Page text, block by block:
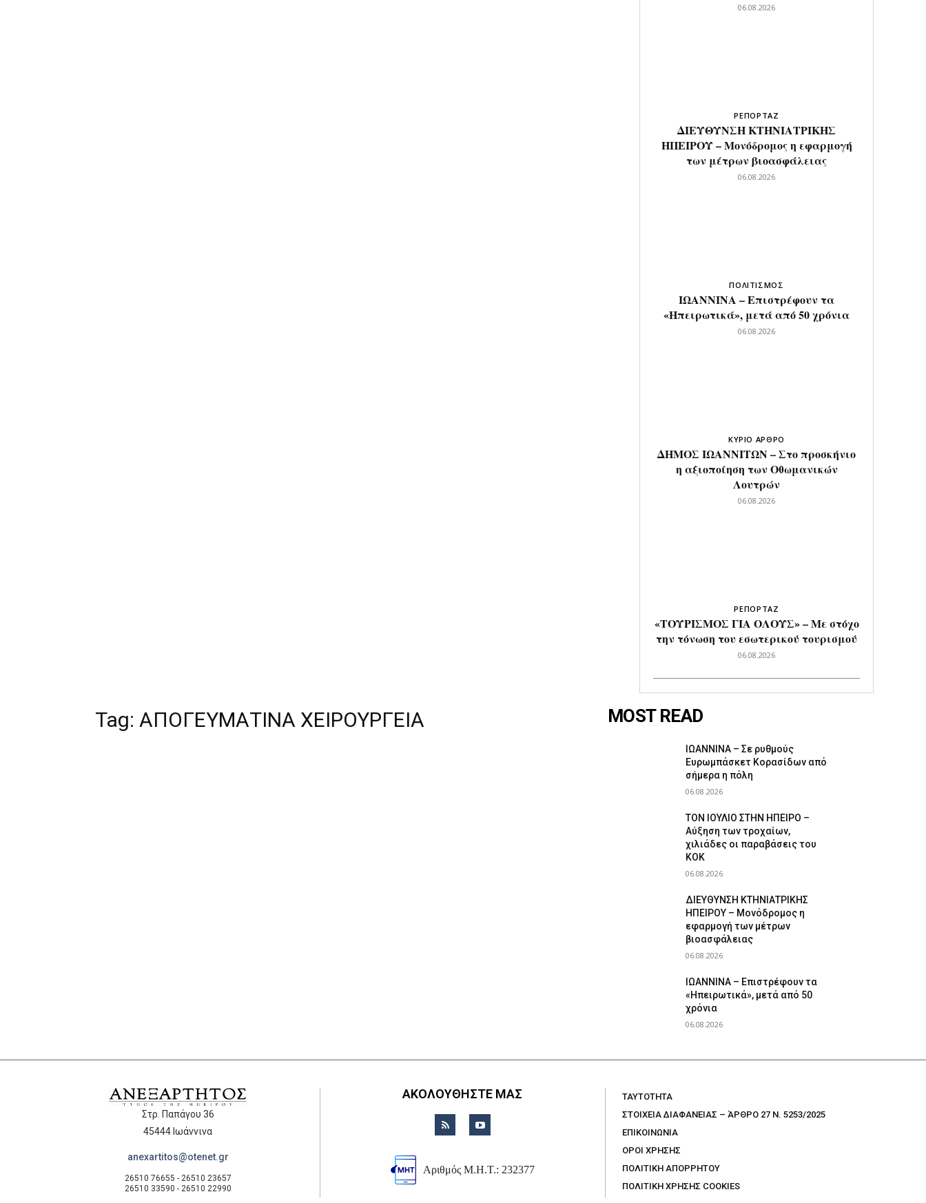
06.08.2026
ΡΕΠΟΡΤΑΖ
ΔΙΕΥΘΥΝΣΗ ΚΤΗΝΙΑΤΡΙΚΗΣ
ΗΠΕΙΡΟΥ – Μονόδρομος η εφαρμογή
των μέτρων βιοασφάλειας
06.08.2026
ΠΟΛΙΤΙΣΜΟΣ
ΙΩΑΝΝΙΝΑ – Επιστρέφουν τα
«Ηπειρωτικά», μετά από 50 χρόνια
06.08.2026
ΚΥΡΙΟ ΑΡΘΡΟ
ΔΗΜΟΣ ΙΩΑΝΝΙΤΩΝ – Στο προσκήνιο
η αξιοποίηση των Οθωμανικών
Λουτρών
06.08.2026
ΡΕΠΟΡΤΑΖ
«ΤΟΥΡΙΣΜΟΣ ΓΙΑ ΟΛΟΥΣ» – Με στόχο
την τόνωση του εσωτερικού τουρισμού
06.08.2026
Tag: ΑΠΟΓΕΥΜΑΤΙΝΑ ΧΕΙΡΟΥΡΓΕΙΑ MOST READ
ΙΩΑΝΝΙΝΑ – Σε ρυθμούς
Ευρωμπάσκετ Κορασίδων από
σήμερα η πόλη
06.08.2026
ΤΟΝ ΙΟΥΛΙΟ ΣΤΗΝ ΗΠΕΙΡΟ –
Αύξηση των τροχαίων,
χιλιάδες οι παραβάσεις του
ΚΟΚ
06.08.2026
ΔΙΕΥΘΥΝΣΗ ΚΤΗΝΙΑΤΡΙΚΗΣ
ΗΠΕΙΡΟΥ – Μονόδρομος η
εφαρμογή των μέτρων
βιοασφάλειας
06.08.2026
ΙΩΑΝΝΙΝΑ – Επιστρέφουν τα
«Ηπειρωτικά», μετά από 50
χρόνια
06.08.2026
Στρ. Παπάγου 36
45444 Ιωάννινα
anexartitos@otenet.gr
26510 76655 - 26510 23657
26510 33590 - 26510 22990
ΑΚΟΛΟΥΘΗΣΤΕ ΜΑΣ
Αριθμός Μ.Η.Τ.: 232377
TAYTOTHTA
ΣΤΟΙΧΕΙΑ ΔΙΑΦΑΝΕΙΑΣ – ΆΡΘΡΟ 27 Ν. 5253/2025
ΕΠΙΚΟΙΝΩΝΙΑ
ΟΡΟΙ ΧΡΗΣΗΣ
ΠΟΛΙΤΙΚΗ ΑΠΟΡΡΗΤΟΥ
ΠΟΛΙΤΙΚΗ ΧΡΗΣΗΣ COOKIES